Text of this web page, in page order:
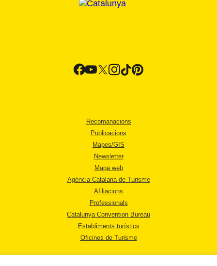
Recomanacions
Publicacions
Mapes/GIS
Newsletter
Mapa web
Agència Catalana de Turisme
Afiliacions
Professionals
Catalunya Convention Bureau
Establiments turístics
Oficines de Turisme